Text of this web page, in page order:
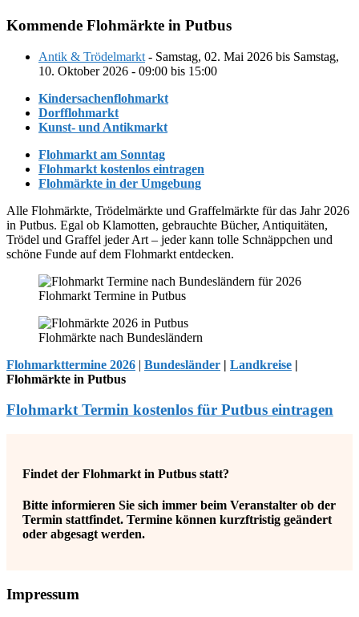
Kommende Flohmärkte in Putbus
Antik & Trödelmarkt - Samstag, 02. Mai 2026 bis Samstag,
10. Oktober 2026 - 09:00 bis 15:00
Kindersachenflohmarkt
Dorfflohmarkt
Kunst- und Antikmarkt
Flohmarkt am Sonntag
Flohmarkt kostenlos eintragen
Flohmärkte in der Umgebung
Alle Flohmärkte, Trödelmärkte und Graffelmärkte für das Jahr 2026
in Putbus. Egal ob Klamotten, gebrauchte Bücher, Antiquitäten,
Trödel und Graffel jeder Art – jeder kann tolle Schnäppchen und
schöne Funde auf dem Flohmarkt entdecken.
Flohmarkt Termine in Putbus
Flohmärkte nach Bundesländern
Flohmarkttermine 2026 | Bundesländer | Landkreise |
Flohmärkte in Putbus
Flohmarkt Termin kostenlos für Putbus eintragen
Findet der Flohmarkt in Putbus statt?
Bitte informieren Sie sich immer beim Veranstalter ob der
Termin stattfindet. Termine können kurzftristig geändert
oder abgesagt werden.
Footer
Impressum